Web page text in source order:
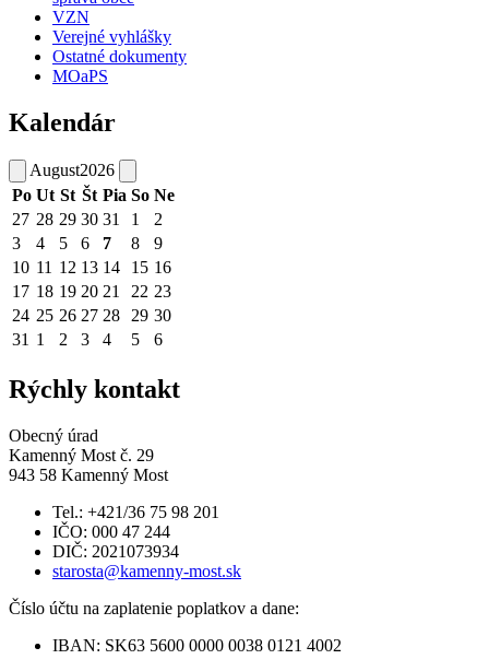
VZN
Verejné vyhlášky
Ostatné dokumenty
MOaPS
Kalendár
August2026
Po Ut St Št Pia So Ne
27 28 29 30 31 1
2
3
4 5 6 7 8
9
10 11 12 13 14 15 16
17 18 19 20 21 22 23
24 25 26 27 28 29 30
31 1 2 3 4 5 6
Rýchly kontakt
Obecný úrad
Kamenný Most č. 29
943 58 Kamenný Most
Tel.: +421/36 75 98 201
IČO: 000 47 244
DIČ: 2021073934
starosta@kamenny-most.sk
Číslo účtu na zaplatenie poplatkov a dane:
IBAN: SK63 5600 0000 0038 0121 4002